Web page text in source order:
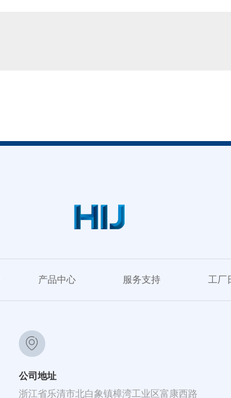
产品中心 服务支持 工厂
公司地址
浙江省乐清市北白象镇樟湾工业区富康西路